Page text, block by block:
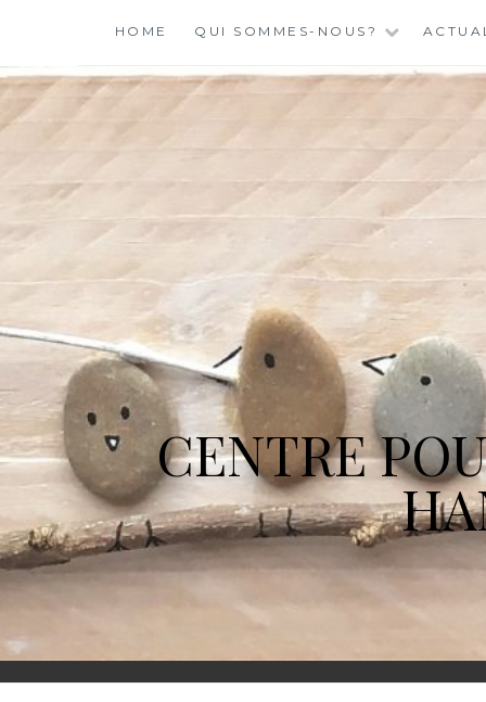
content
HOME QUI SOMMES-NOUS?
CENTRE